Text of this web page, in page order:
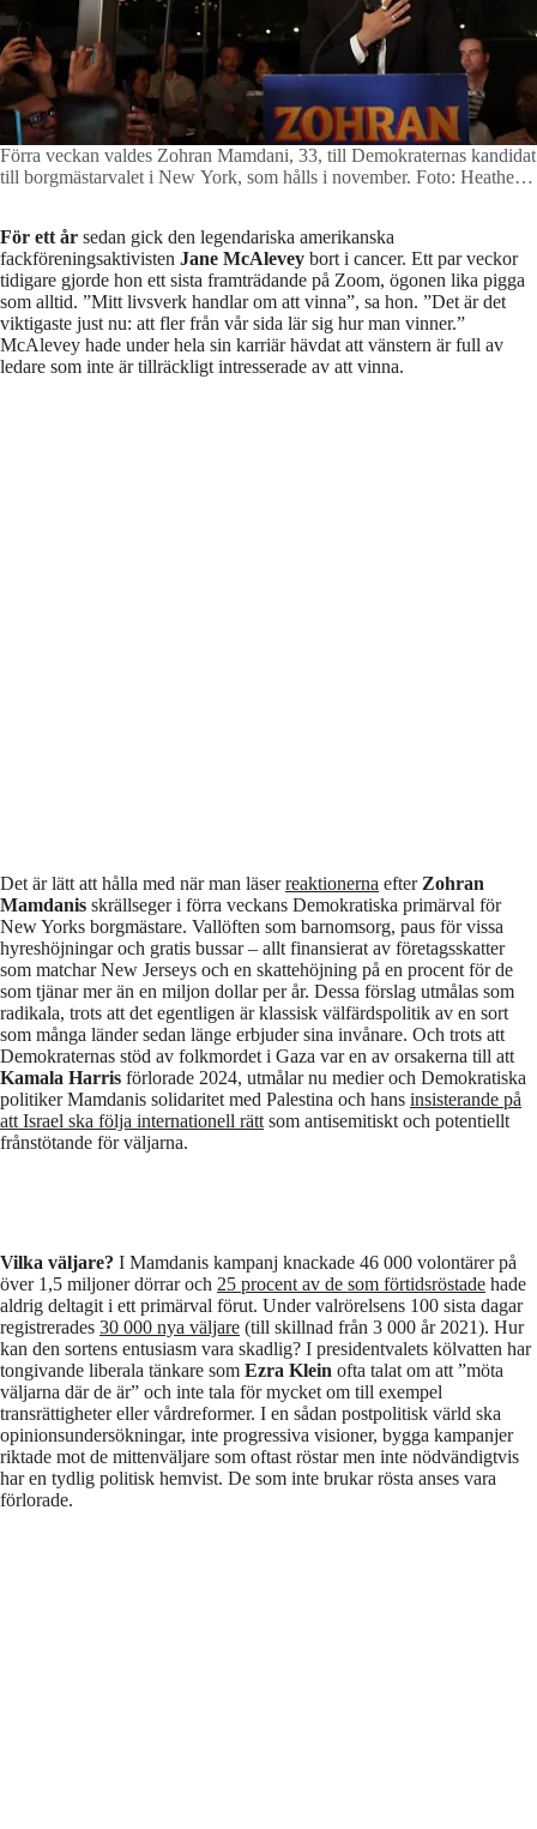
Förra veckan valdes Zohran Mamdani, 33, till Demokraternas kandidat
till borgmästarvalet i New York, som hålls i november.
För ett år sedan gick den legendariska amerikanska
fackföreningsaktivisten Jane McAlevey bort i cancer. Ett par veckor
tidigare gjorde hon ett sista framträdande på Zoom, ögonen lika pigga
som alltid. ”Mitt livsverk handlar om att vinna”, sa hon. ”Det är det
viktigaste just nu: att fler från vår sida lär sig hur man vinner.”
McAlevey hade under hela sin karriär hävdat att vänstern är full av
ledare som inte är tillräckligt intresserade av att vinna.
Det är lätt att hålla med när man läserreaktionerna efterZohran
Mamdanis skrällseger i förra veckans Demokratiska primärval för
New Yorks borgmästare. Vallöften som barnomsorg, paus för vissa
hyreshöjningar och gratis bussar – allt finansierat av företagsskatter
som matchar New Jerseys och en skattehöjning på en procent för de
som tjänar mer än en miljon dollar per år. Dessa förslag utmålas som
radikala, trots att det egentligen är klassisk välfärdspolitik av en sort
som många länder sedan länge erbjuder sina invånare. Och trots att
Demokraternas stöd av folkmordet i Gaza var en av orsakerna till att
Kamala Harris förlorade 2024, utmålar nu medier och Demokratiska
politiker Mamdanis solidaritet med Palestina och hans insisterande på
att Israel ska följa internationell rättsom antisemitiskt och potentiellt
frånstötande för väljarna.
Vilka väljare? I Mamdanis kampanj knackade 46 000 volontärer på
över 1,5 miljoner dörrar och 25 procent av de som förtidsröstade hade
aldrig deltagit i ett primärval förut. Under valrörelsens 100 sista dagar
registrerades 30 000 nya väljare (till skillnad från 3 000 år 2021). Hur
kan den sortens entusiasm vara skadlig? I presidentvalets kölvatten har
tongivande liberala tänkare som Ezra Klein ofta talat om att ”möta
väljarna där de är” och inte tala för mycket om till exempel
transrättigheter eller vårdreformer. I en sådan postpolitisk värld ska
opinionsundersökningar, inte progressiva visioner, bygga kampanjer
riktade mot de mittenväljare som oftast röstar men inte nödvändigtvis
har en tydlig politisk hemvist. De som inte brukar rösta anses vara
förlorade.